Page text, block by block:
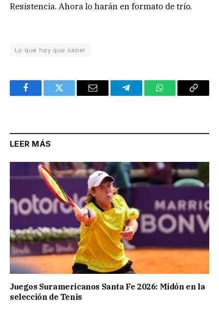
Resistencia. Ahora lo harán en formato de trío.
Lo que hay que saber
FacebookTwitter Email TelegramWhatsAppCopy
LEER MÁS
Juegos Suramericanos Santa Fe 2026: Midón en la
selección de Tenis